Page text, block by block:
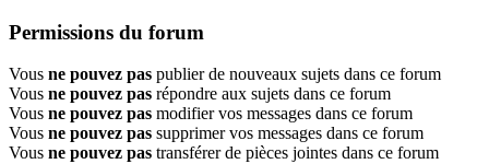
Permissions du forum
Vous ne pouvez pas publier de nouveaux sujets dans ce forum
Vous ne pouvez pas répondre aux sujets dans ce forum
Vous ne pouvez pas modifier vos messages dans ce forum
Vous ne pouvez pas supprimer vos messages dans ce forum
Vous ne pouvez pas transférer de pièces jointes dans ce forum